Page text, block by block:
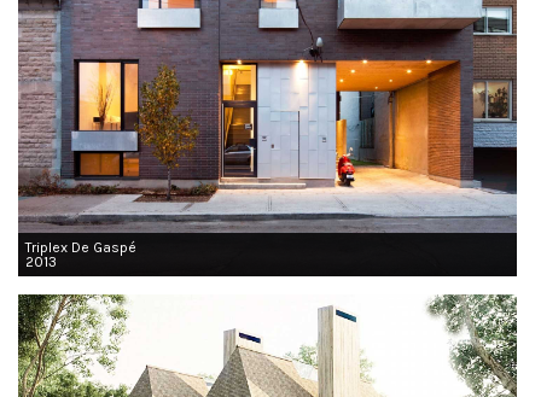
Triplex De Gaspé
2013